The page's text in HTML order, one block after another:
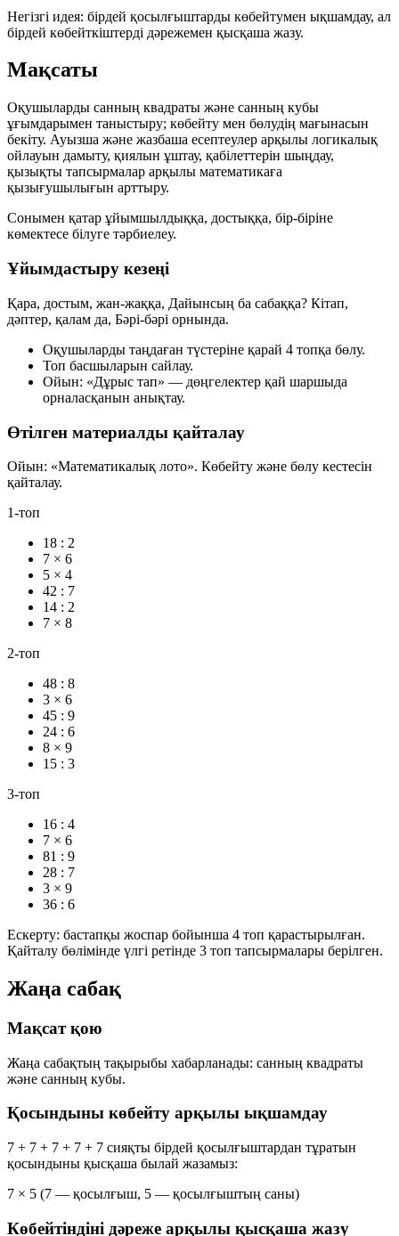
Негізгі идея: бірдей қосылғыштарды көбейтумен ықшамдау, ал
бірдей көбейткіштерді дәрежемен қысқаша жазу.
Мақсаты
Оқушыларды санның квадраты және санның кубы
ұғымдарымен таныстыру; көбейту мен бөлудің мағынасын
бекіту. Ауызша және жазбаша есептеулер арқылы логикалық
ойлауын дамыту, қиялын ұштау, қабілеттерін шыңдау,
қызықты тапсырмалар арқылы математикаға
қызығушылығын арттыру.
Сонымен қатар ұйымшылдыққа, достыққа, бір-біріне
көмектесе білуге тәрбиелеу.
Ұйымдастыру кезеңі
Қара, достым, жан-жаққа, Дайынсың ба сабаққа? Кітап,
дәптер, қалам да, Бәрі-бәрі орнында.
Оқушыларды таңдаған түстеріне қарай 4 топқа бөлу.
Топ басшыларын сайлау.
Ойын: «Дұрыс тап» — дөңгелектер қай шаршыда
орналасқанын анықтау.
Өтілген материалды қайталау
Ойын: «Математикалық лото». Көбейту және бөлу кестесін
қайталау.
1-топ
18 : 2
7 × 6
5 × 4
42 : 7
14 : 2
7 × 8
2-топ
48 : 8
3 × 6
45 : 9
24 : 6
8 × 9
15 : 3
3-топ
16 : 4
7 × 6
81 : 9
28 : 7
3 × 9
36 : 6
Ескерту: бастапқы жоспар бойынша 4 топ қарастырылған.
Қайталу бөлімінде үлгі ретінде 3 топ тапсырмалары берілген.
Жаңа сабақ
Мақсат қою
Жаңа сабақтың тақырыбы хабарланады: санның квадраты
және санның кубы.
Қосындыны көбейту арқылы ықшамдау
7 + 7 + 7 + 7 + 7 сияқты бірдей қосылғыштардан тұратын
қосындыны қысқаша былай жазамыз:
7 × 5 (7 — қосылғыш, 5 — қосылғыштың саны)
Көбейтіндіні дәреже арқылы қысқаша жазу